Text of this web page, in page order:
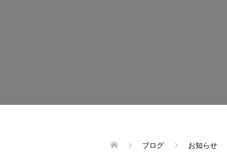
ブログ お知らせ